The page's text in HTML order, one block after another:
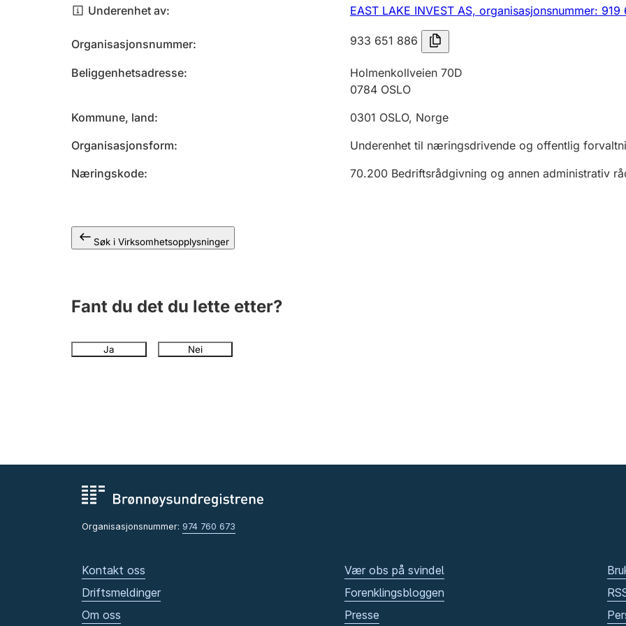
Underenhet av EAST LAKE INVEST AS, organisasjonsnummer: 919
Organisasjonsnummer 933 651 886
Beliggenhetsadresse
Holmenkollveien 70D
0784 OSLO
Kommune, land
0301 OSLO, Norge
Organisasjonsform
Underenhet til næringsdrivende og offentlig
Næringskode
70.200 Bedriftsrådgivning og annen administrativ
Søk i Virksomhetsopplysninger
Fant du det du lette etter?
Ja Nei
Organisasjonsnummer: 974 760 673
Kontakt oss
Driftsmeldinger
Om oss
Vær obs på svindel
Forenklingsbloggen
Presse